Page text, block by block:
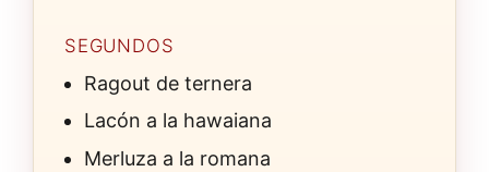
SEGUNDOS
Ragout de ternera
Lacón a la hawaiana
Merluza a la romana